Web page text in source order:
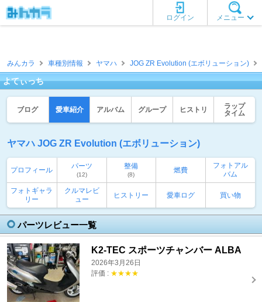
メニュー
ログイン
みんカラ 車種別情報 ヤマハ JOG ZR Evolution (エボリューション)
よてぃっち
ブログ 愛車紹介 アルバム グループ ヒストリ
ラップ
タイム
ヤマハ JOG ZR Evolution (エボリューション)
プロフィール パーツ
(12)
整備
(8)
燃費
フォトアル
バム
フォトギャラ
リー
クルマレビ
ュー
ヒストリー 愛車ログ 買い物
パーツレビュー一覧
K2-TEC スポーツチャンバー ALBA
2026年3月26日
評価 : ★★★★